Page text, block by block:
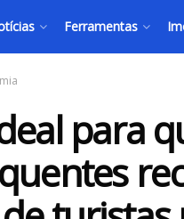
Ferramentas
para